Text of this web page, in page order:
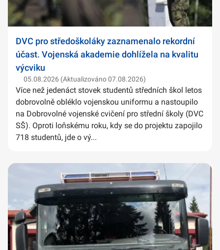
DVC pro středoškoláky zaznamenalo rekordní
účast. Vojenská akademie dohlížela na kvalitu
výcviku
05.08.2026 (Aktualizováno 07.08.2026)
Více než jedenáct stovek studentů středních škol letos
dobrovolně obléklo vojenskou uniformu a nastoupilo
na Dobrovolné vojenské cvičení pro střední školy (DVC
SŠ). Oproti loňskému roku, kdy se do projektu zapojilo
718 studentů, jde o vý...